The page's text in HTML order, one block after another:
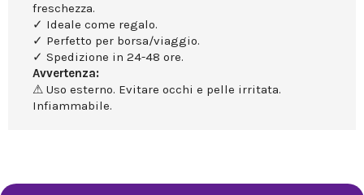
freschezza.
✓ Ideale come regalo.
✓ Perfetto per borsa/viaggio.
✓ Spedizione in 24-48 ore.
Avvertenza:
⚠ Uso esterno. Evitare occhi e pelle irritata.
Infiammabile.